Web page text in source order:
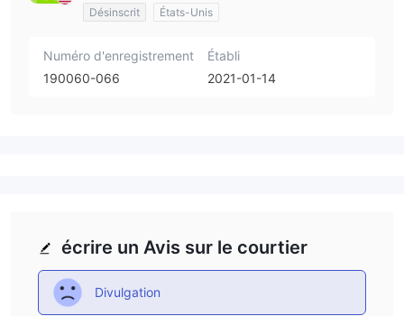
Désinscrit États-Unis
Numéro d'enregistrement
190060-066
Établi
2021-01-14
écrire un Avis sur le courtier
Divulgation